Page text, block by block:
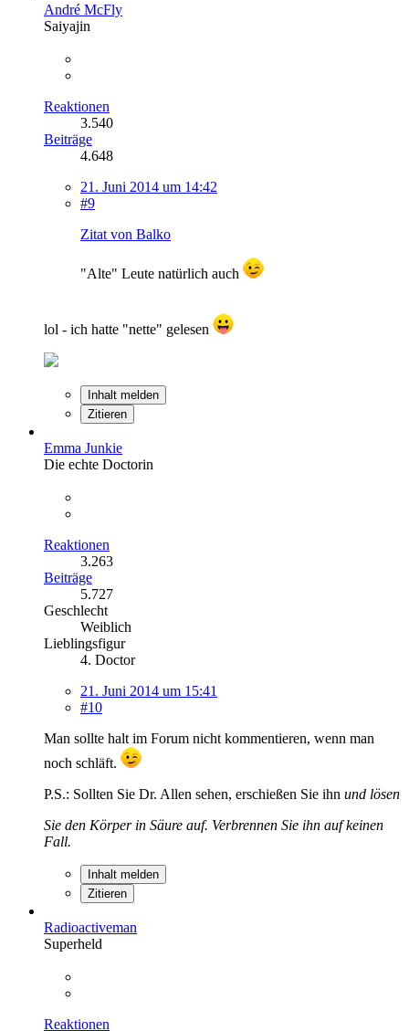
André McFly
Saiyajin
Reaktionen
3.540
Beiträge
4.648
21. Juni 2014 um 14:42
#9
Zitat von Balko
"Alte" Leute natürlich auch
lol - ich hatte "nette" gelesen
Inhalt melden
Zitieren
Emma Junkie
Die echte Doctorin
Reaktionen
3.263
Beiträge
5.727
Geschlecht
Weiblich
Lieblingsfigur
4. Doctor
21. Juni 2014 um 15:41
#10
Man sollte halt im Forum nicht kommentieren, wenn man
noch schläft.
P.S.: Sollten Sie Dr. Allen sehen, erschießen Sie ihn und lösen
Sie den Körper in Säure auf. Verbrennen Sie ihn auf keinen
Fall.
Inhalt melden
Zitieren
Radioactiveman
Superheld
Reaktionen